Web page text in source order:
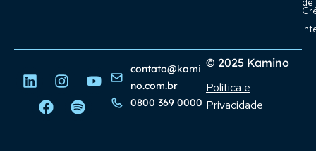
de
© 2025 Kamino
Política e
Privacidade
contato@kami
no.com.br
0800 369 0000